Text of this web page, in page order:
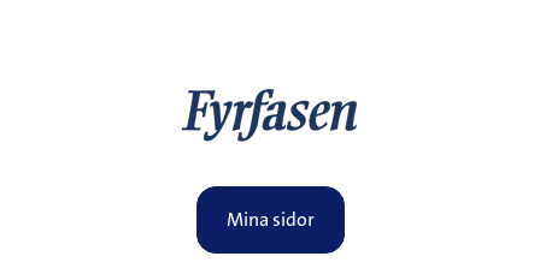
Mina sidor